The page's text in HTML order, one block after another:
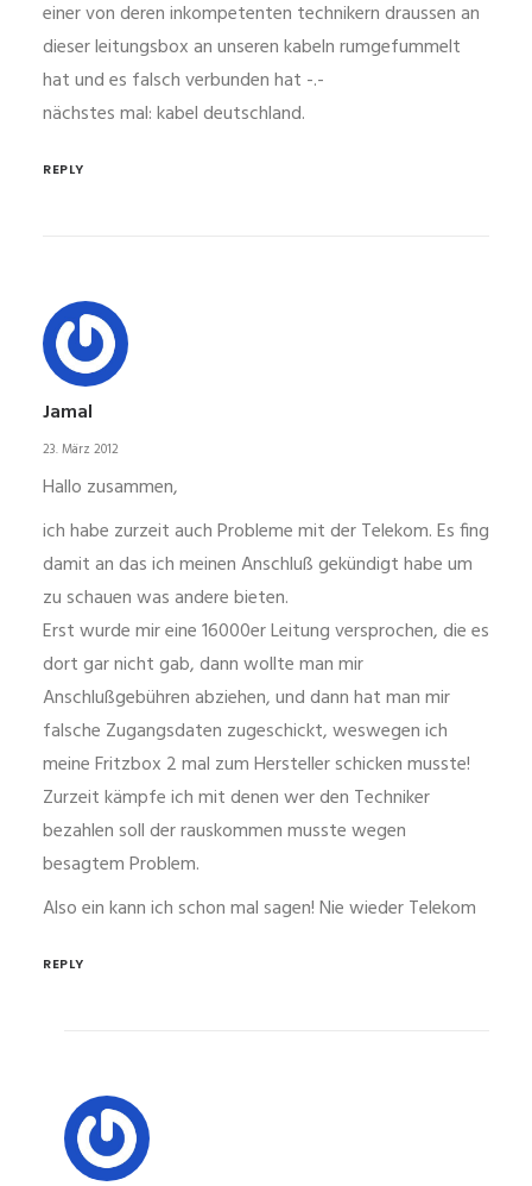
einer von deren inkompetenten technikern draussen an
dieser leitungsbox an unseren kabeln rumgefummelt
hat und es falsch verbunden hat -.-
nächstes mal: kabel deutschland.
REPLY
Jamal
23. März 2012
Hallo zusammen,
ich habe zurzeit auch Probleme mit der Telekom. Es fing
damit an das ich meinen Anschluß gekündigt habe um
zu schauen was andere bieten.
Erst wurde mir eine 16000er Leitung versprochen, die es
dort gar nicht gab, dann wollte man mir
Anschlußgebühren abziehen, und dann hat man mir
falsche Zugangsdaten zugeschickt, weswegen ich
meine Fritzbox 2 mal zum Hersteller schicken musste!
Zurzeit kämpfe ich mit denen wer den Techniker
bezahlen soll der rauskommen musste wegen
besagtem Problem.
Also ein kann ich schon mal sagen! Nie wieder Telekom
REPLY